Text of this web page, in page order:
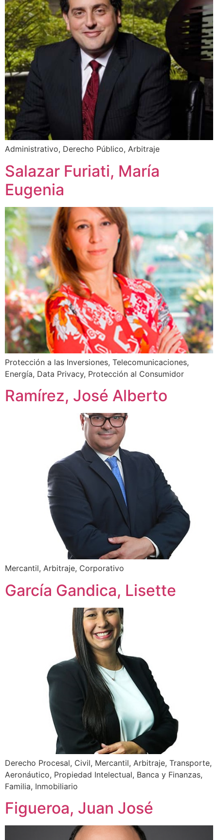
Administrativo, Derecho Público, Arbitraje
Salazar Furiati, María
Eugenia
Protección a las Inversiones, Telecomunicaciones,
Energía, Data Privacy, Protección al Consumidor
Ramírez, José Alberto
Mercantil, Arbitraje, Corporativo
García Gandica, Lisette
Derecho Procesal, Civil, Mercantil, Arbitraje, Transporte,
Aeronáutico, Propiedad Intelectual, Banca y Finanzas,
Familia, Inmobiliario
Figueroa, Juan José